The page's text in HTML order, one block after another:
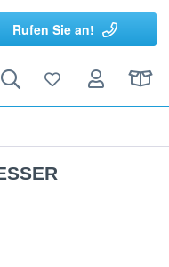
Rufen Sie an!